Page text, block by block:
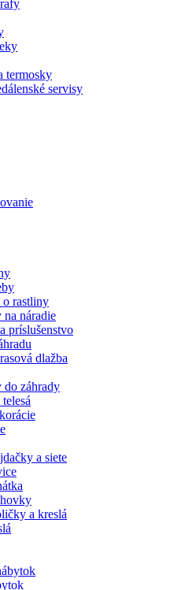
termosky
servisy
o rastliny
na náradie
príslušenstvo
dlažba
záhrady
a siete
a kreslá